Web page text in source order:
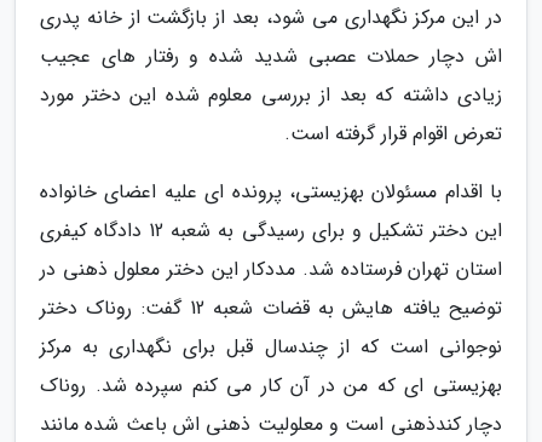
در این مرکز نگهداری می شود، بعد از بازگشت از خانه پدری
اش دچار حملات عصبی شدید شده و رفتار های عجیب
زیادی داشته که بعد از بررسی معلوم شده این دختر مورد
تعرض اقوام قرار گرفته است.
با اقدام مسئولان بهزیستی، پرونده ای علیه اعضای خانواده
این دختر تشکیل و برای رسیدگی به شعبه 12 دادگاه کیفری
استان تهران فرستاده شد. مددکار این دختر معلول ذهنی در
توضیح یافته هایش به قضات شعبه 12 گفت: روناک دختر
نوجوانی است که از چندسال قبل برای نگهداری به مرکز
بهزیستی ای که من در آن کار می کنم سپرده شد. روناک
دچار کندذهنی است و معلولیت ذهنی اش باعث شده مانند